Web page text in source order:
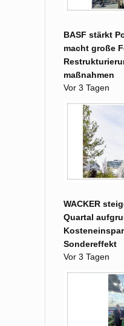
BASF stärkt
macht große
maß­nahmen
Vor 3 Tagen
WACKER
Quartal
Sondereffekt
Vor 3 Tagen